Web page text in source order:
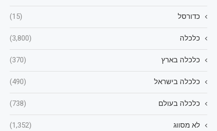
כדורסל (15)
כלכלה (3,800)
כלכלה בארץ (370)
כלכלה בישראל (490)
כלכלה בעולם (738)
לא מסווג (1,352)